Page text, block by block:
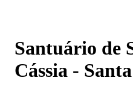
Santuário de
Cássia -